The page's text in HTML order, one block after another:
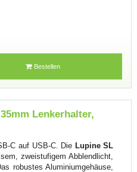
Bestellen
Lenkerhalter,
C auf USB-C. Die Lupine SL
zweistufigem Abblendlicht,
robustes Aluminiumgehäuse,